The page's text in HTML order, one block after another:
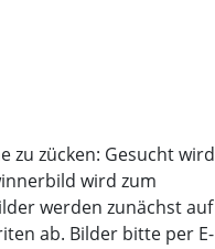
zu zücken: Gesucht wird
wird zum
werden zunächst auf
ab. Bilder bitte per E-